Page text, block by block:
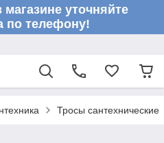
уточняйте
по телефону!
Тросы сантехнические